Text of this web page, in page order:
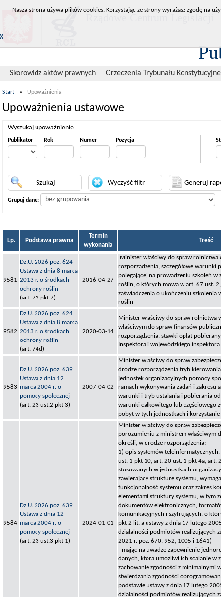
Skorowidz aktów prawnych Orzeczenia Trybunału
Start » Upoważnienia
Upoważnienia ustawowe
Wyszukaj upoważnienie
Publikator Rok Numer Pozycja
Grupuj dane:
Lp. Podstawa prawna
Termin
wykonania
Treść
9581
Dz.U. 2026 poz. 624
Ustawa z dnia 8 marca
2013 r. o środkach
ochrony roślin
(art. 72 pkt 7)
2016-04-27
Minister właściwy do spraw rolnictwa
rozporządzenia, szczegółowe warunki
polegającej na prowadzeniu szkoleń w
roślin, o których mowa w art. 67 ust.
zaświadczenia o ukończeniu szkolenia
roślin
9582
Dz.U. 2026 poz. 624
Ustawa z dnia 8 marca
2013 r. o środkach
ochrony roślin
(art. 74d)
2020-03-14
Minister właściwy do spraw rolnictwa
właściwym do spraw finansów
rozporządzenia, stawki opłat
Inspektora i wojewódzkiego inspektora
9583
Dz.U. 2026 poz. 639
Ustawa z dnia 12
marca 2004 r. o
pomocy społecznej
(art. 23 ust.2 pkt 3)
2007-04-02
Minister właściwy do spraw
drodze rozporządzenia tryb
jednostek organizacyjnych pomocy
ramach wykonywania zadań i zakresu
warunki i tryb ustalania i pobierania
warunki całkowitego lub częściowego
pobyt w tych jednostkach i korzystanie
9584
Dz.U. 2026 poz. 639
Ustawa z dnia 12
marca 2004 r. o
pomocy społecznej
(art. 23 ust.3 pkt 1)
2024-01-01
Minister właściwy do spraw
porozumieniu z ministrem właściwym
określi, w drodze rozporządzenia:
1) opis systemów
ust. 1 pkt 10, art. 20 ust. 1 pkt 4a, art.
stosowanych w jednostkach
zawierający strukturę systemu,
funkcjonalność systemu oraz zakres
elementami struktury systemu, w tym
dokumentów elektronicznych,
komunikacyjnych i szyfrujących, o
pkt 2 lit. a ustawy z dnia 17 lutego
działalności podmiotów realizujących
2021 r. poz. 670, 952, 1005 i 1641)
- mając na uwadze zapewnienie
danych, która umożliwi ich scalanie w
zachowanie zgodności z minimalnymi
stwierdzania zgodności
podstawie ustawy z dnia 17 lutego
działalności podmiotów realizujących
Nasza strona używa plików cookies. Korzystając ze strony wyrażasz zgodę na
X